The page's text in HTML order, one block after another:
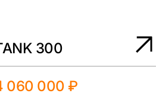
300
060 000 ₽